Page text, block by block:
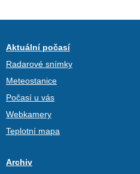
Aktuální počasí
Radarové snímky
Meteostanice
Počasí u vás
Webkamery
Teplotní mapa
Archiv